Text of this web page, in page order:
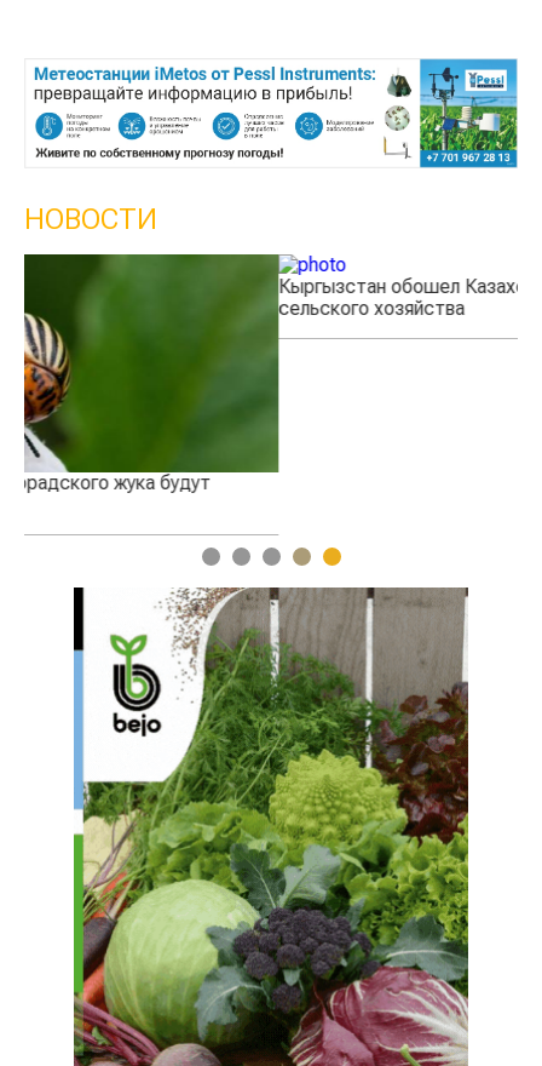
НОВОСТИ
Кыргызстан обошел Казахстан по темпам роста
сельского хозяйства
1 2 3 4 5